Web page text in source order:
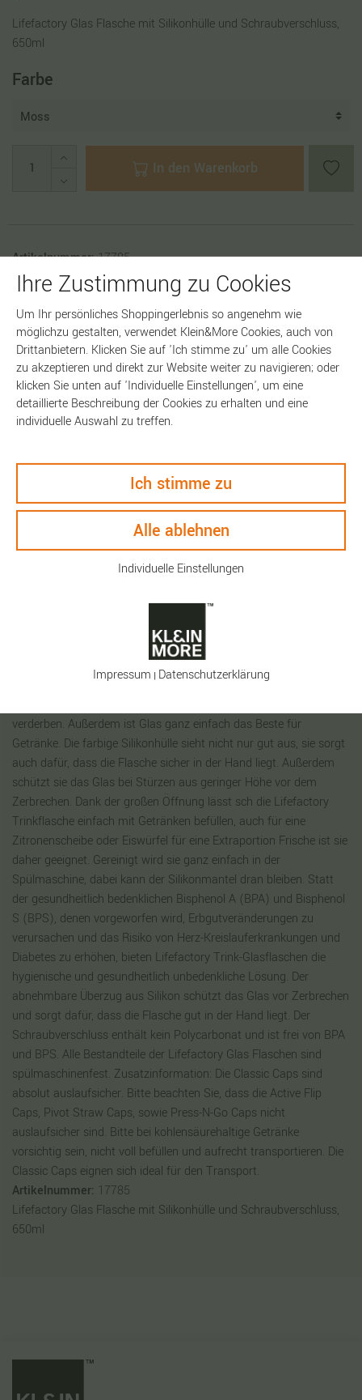
Lifefactory Glas Flasche mit Silikonhülle und Schraubverschluss,
650ml
Farbe
In den Warenkorb
Artikelnummer:17785
Beschreibung
Technische Daten
Keyfacts
Die bunten, gesundheitsbewussten und nachhaltigen Glasflaschen
mit auslaufsicherem Classic Cap sind perfekt für Wasser, Eistee,
Wein oder was sonst unterwegs getrunken werden soll. Auch für
Milch, Säfte und andere Getränke, die sichtbar frisch aufbewahrt
verderben. Außerdem ist Glas ganz einfach das Beste für
Getränke. Die farbige Silikonhülle sieht nicht nur gut aus, sie sorgt
auch dafür, dass die Flasche sicher in der Hand liegt. Außerdem
schützt sie das Glas bei Stürzen aus geringer Höhe vor dem
Zerbrechen. Dank der großen Öffnung lässt sch die Lifefactory
Trinkflasche einfach mit Getränken befüllen, auch für eine
Zitronenscheibe oder Eiswürfel für eine Extraportion Frische ist sie
daher geeignet. Gereinigt wird sie ganz einfach in der
Spülmaschine, dabei kann der Silikonmantel dran bleiben. Statt
der gesundheitlich bedenklichen Bisphenol A (BPA) und Bisphenol
S (BPS), denen vorgeworfen wird, Erbgutveränderungen zu
verursachen und das Risiko von Herz-Kreislauferkrankungen und
Diabetes zu erhöhen, bieten Lifefactory Trink-Glasflaschen die
hygienische und gesundheitlich unbedenkliche Lösung. Der
abnehmbare Überzug aus Silikon schützt das Glas vor Zerbrechen
und sorgt dafür, dass die Flasche gut in der Hand liegt. Der
Schraubverschluss enthält kein Polycarbonat und ist frei von BPA
und BPS. Alle Bestandteile der Lifefactory Glas Flaschen sind
spülmaschinenfest. Zusatzinformation: Die Classic Caps sind
absolut auslaufsicher. Bitte beachten Sie, dass die Active Flip
Caps, Pivot Straw Caps, sowie Press-N-Go Caps nicht
auslaufsicher sind. Bitte bei kohlensäurehaltige Getränke
vorsichtig sein, nicht voll befüllen und aufrecht transportieren. Die
Classic Caps eignen sich ideal für den Transport.
Artikelnummer: 17785
Lifefactory Glas Flasche mit Silikonhülle und Schraubverschluss,
650ml
Ihre Zustimmung zu Cookies
Um Ihr persönliches Shoppingerlebnis so angenehm wie
möglichzu gestalten, verwendet Klein&More Cookies, auch von
Drittanbietern. Klicken Sie auf 'Ich stimme zu' um alle Cookies
zu akzeptieren und direkt zur Website weiter zu navigieren; oder
klicken Sie unten auf 'Individuelle Einstellungen', um eine
detaillierte Beschreibung der Cookies zu erhalten und eine
individuelle Auswahl zu treffen.
Ich stimme zu
Alle ablehnen
Individuelle Einstellungen
Impressum | Daten­schutz­erklärung